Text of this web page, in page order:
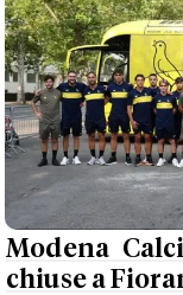
Modena
chiuse a